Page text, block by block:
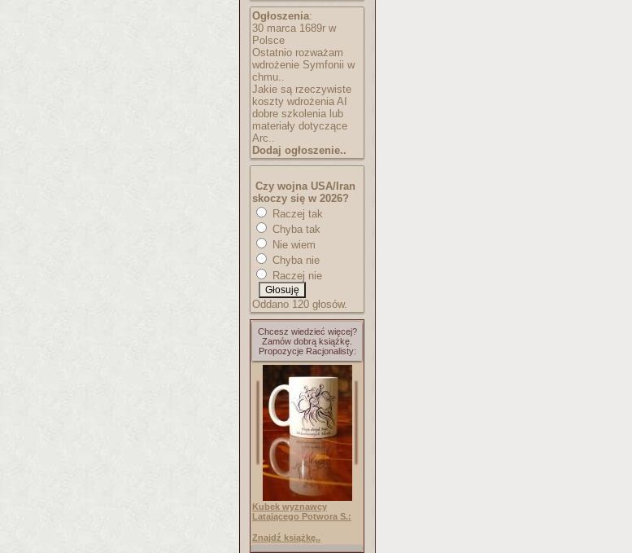
Ogłoszenia:
30 marca 1689r w
Polsce
Ostatnio rozważam
wdrożenie Symfonii w
chmu..
Jakie są rzeczywiste
koszty wdrożenia AI
dobre szkolenia lub
materiały dotyczące
Arc..
Dodaj ogłoszenie..
Czy wojna USA/Iran
skoczy się w 2026?
Raczej tak
Chyba tak
Nie wiem
Chyba nie
Raczej nie
Oddano 120 głosów.
Chcesz wiedzieć więcej?
Zamów dobrą książkę.
Propozycje Racjonalisty:
Kubek wyznawcy
Latającego Potwora S.:
Znajdź książkę..